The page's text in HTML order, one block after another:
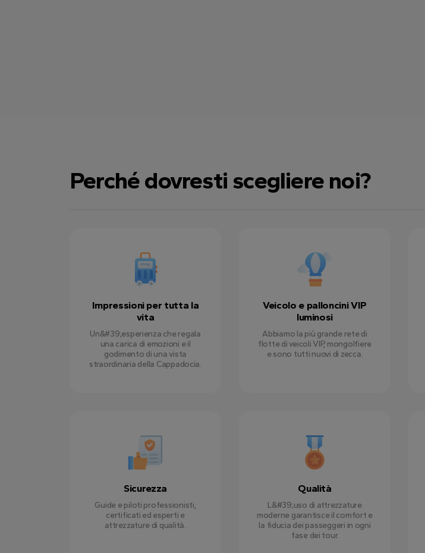
Perché dovresti scegliere noi?
Impressioni per tutta la
vita
Un&#39;esperienza che regala
una carica di emozioni e il
godimento di una vista
straordinaria della Cappadocia.
Veicolo e palloncini VIP
luminosi
Abbiamo la più grande rete di
flotte di veicoli VIP, mongolfiere
e sono tutti nuovi di zecca.
Sicurezza
Guide e piloti professionisti,
certificati ed esperti e
attrezzature di qualità.
Qualità
L&#39;uso di attrezzature
moderne garantisce il comfort e
la fiducia dei passeggeri in ogni
fase dei tour.